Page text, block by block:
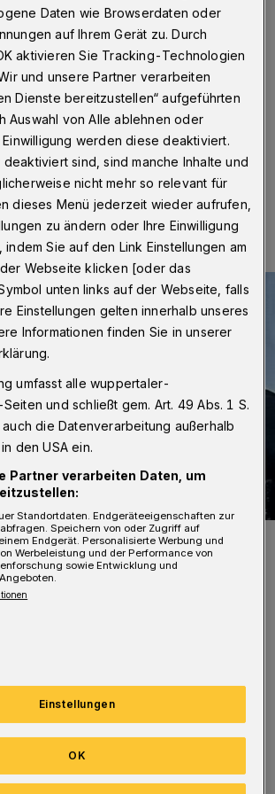
Fußball-Landesligist Cronenberger SC
als neuen Trainer verpflichtet. Er
Vertrag bis Sommer 2025. Das hat
(29. Dezember 2023)
Uhr Eine Minute Lesezeit
Sonnenschein und neue CSC-Trainer Luciano
spielte zu seiner aktiven Zeit
1. FC Kleve, KFC Uerdingen
Velbert, bevor er auch beim CSC
Trainer arbeitete Velardi beim
Daten wie Browserdaten oder
auf Ihrem Gerät zu. Durch
aktivieren Sie Tracking-Technologien
und unsere Partner verarbeiten
Dienste bereitzustellen“ aufgeführten
Auswahl von Alle ablehnen oder
werden diese deaktiviert.
sind, sind manche Inhalte und
nicht mehr so relevant für
dieses Menü jederzeit wieder aufrufen,
zu ändern oder Ihre Einwilligung
Sie auf den Link Einstellungen am
Webseite klicken [oder das
unten links auf der Webseite, falls
Einstellungen gelten innerhalb unseres
Informationen finden Sie in unserer
umfasst alle wuppertaler-
und schließt gem. Art. 49 Abs. 1 S.
auch die Datenverarbeitung außerhalb
den USA ein.
Partner verarbeiten Daten, um
Standortdaten. Endgeräteeigenschaften zur
Speichern von oder Zugriff auf
Endgerät. Personalisierte Werbung und
Werbeleistung und der Performance von
sowie Entwicklung und
Einstellungen
OK